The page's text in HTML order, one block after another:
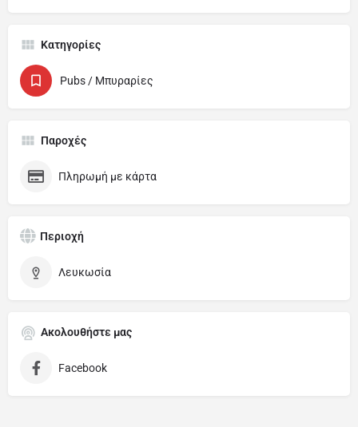
Κατηγορίες
Pubs / Μπυραρίες
Παροχές
Πληρωμή με κάρτα
Περιοχή
Λευκωσία
Ακολουθήστε μας
Facebook